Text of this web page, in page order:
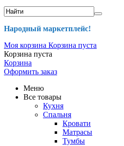
Народный маркетплейс!
Моя корзина Корзина пуста
Корзина пуста
Корзина
Оформить заказ
Меню
Все товары
Кухня
Спальня
Кровати
Матрасы
Тумбы